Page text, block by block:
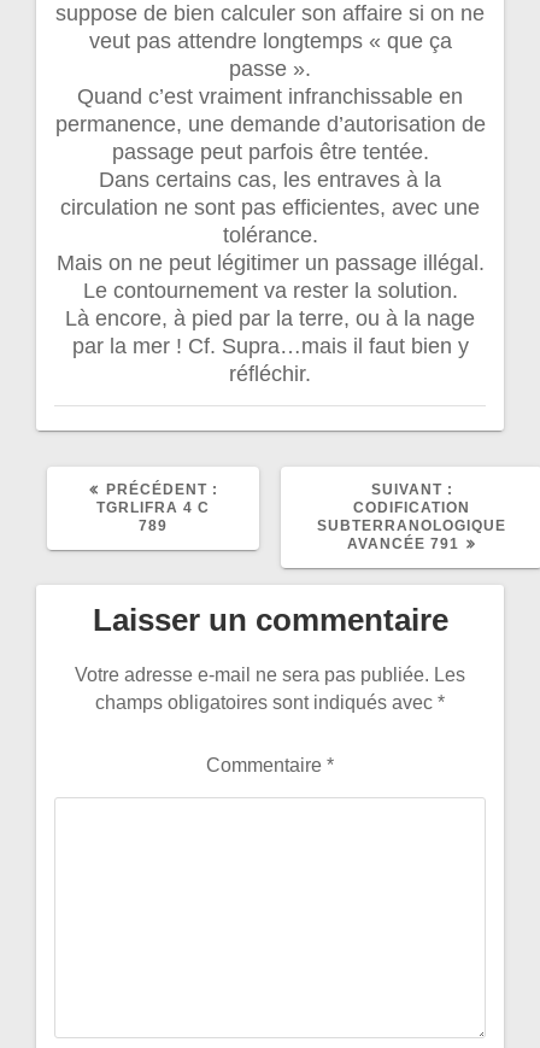
suppose de bien calculer son affaire si on ne
veut pas attendre longtemps « que ça
passe ».
Quand c’est vraiment infranchissable en
permanence, une demande d’autorisation de
passage peut parfois être tentée.
Dans certains cas, les entraves à la
circulation ne sont pas efficientes, avec une
tolérance.
Mais on ne peut légitimer un passage illégal.
Le contournement va rester la solution.
Là encore, à pied par la terre, ou à la nage
par la mer ! Cf. Supra…mais il faut bien y
réfléchir.
PRÉCÉDENT :
TGRLIFRA 4 C
789
SUIVANT :
SUIVANT
:
CODIFICATION
SUBTERRANOLOGIQUE
AVANCÉE 791
Laisser un commentaire
Votre adresse e-mail ne sera pas publiée. Les
champs obligatoires sont indiqués avec *
Commentaire *